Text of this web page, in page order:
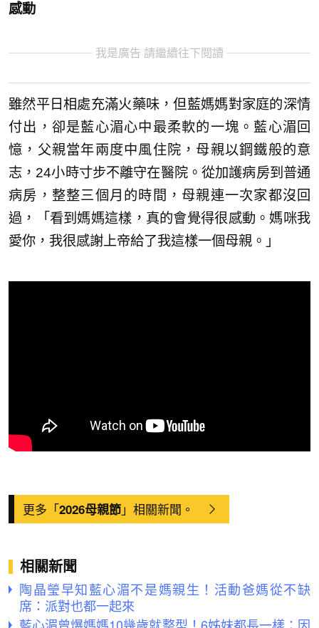
感動
我是廣告 請繼續往下閱讀
雖然平日相處充滿火藥味，但藍媽媽對家庭的深情
付出，卻是藍心湄心中最柔軟的一塊。藍心湄回
憶，父親當年兩度中風住院，母親以鋼鐵般的意
志，24小時寸步不離守在醫院。從加護病房到普通
病房，整整三個月的時間，母親連一次家都沒回
過，「看到媽媽這樣，真的會覺得很感動。媽咪我
愛你，我很感謝上帝給了我這樣一個母親。」
更多「2026母親節」相關新聞。
相關新聞
陶晶瑩早知藍心湄不是媽親生！活動爸媽從不缺
席：派對也都一起來